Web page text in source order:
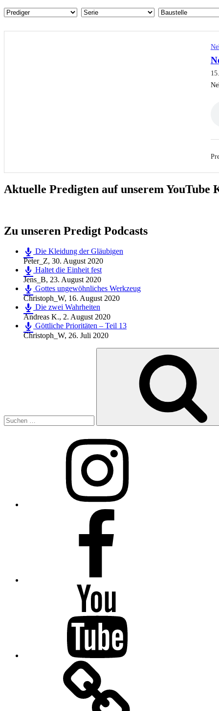
Aktuelle Predigten auf unserem YouTube
Zu unseren Predigt Podcasts
Die Kleidung der Gläubigen
Peter_Z, 30. August 2020
Haltet die Einheit fest
Jens_B, 23. August 2020
Gottes ungewöhnliches Werkzeug
Christoph_W, 16. August 2020
Die zwei Wahrheiten
Andreas K., 2. August 2020
Göttliche Prioritäten – Teil 13
Christoph_W, 26. Juli 2020